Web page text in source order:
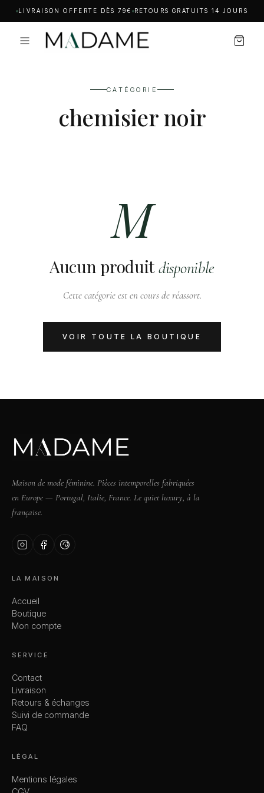
LIVRAISON OFFERTE DÈS 79€ RETOURS GRATUITS 14 JOURS
CATÉGORIE
chemisier noir
M
Aucun produitdisponible
Cette catégorie est en cours de réassort.
VOIR TOUTE LA BOUTIQUE
Maison de mode féminine. Pièces intemporelles fabriquées
en Europe — Portugal, Italie, France. Le quiet luxury, à la
française.
LA MAISON
Accueil
Boutique
Mon compte
SERVICE
Contact
Livraison
Retours & échanges
Suivi de commande
FAQ
LÉGAL
Mentions légales